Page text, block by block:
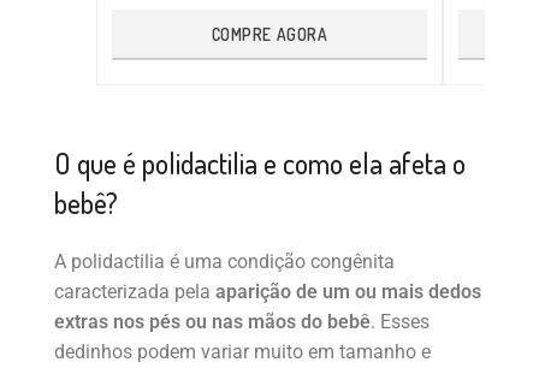
COMPRE AGORA
O que é polidactilia e como ela afeta o
bebê?
A polidactilia é uma condição congênita
caracterizada pela aparição de um ou mais dedos
extras nos pés ou nas mãos do bebê. Esses
dedinhos podem variar muito em tamanho e